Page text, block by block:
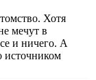
Хотя
мечут в
и ничего. А
источником